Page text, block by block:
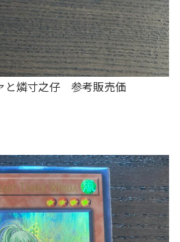
と燐寸之仔 参考販売価